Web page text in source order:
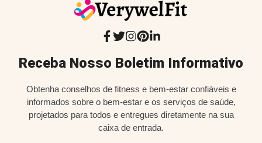
Receba Nosso Boletim Informativo
Obtenha conselhos de fitness e bem-estar confiáveis e
informados sobre o bem-estar e os serviços de saúde,
projetados para todos e entregues diretamente na sua
caixa de entrada.